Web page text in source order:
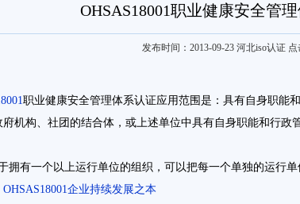
OHSAS18001职业健康安全管
发布时间：2013-09-23 河北iso认证 点
职业健康安全管理体系认证应用范围是： 具有自身职能
府机构、社团的结合体，或上述单位中具有自身职能和行政
拥有一个以上运行单位的组织，可以把每一个单独的运行
OHSAS18001企业持续发展之本